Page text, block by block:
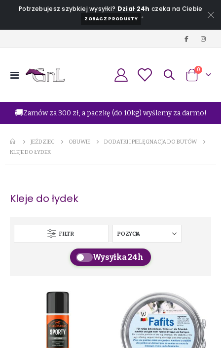
Potrzebujesz szybkiej wysyłki? Dział 24h czeka na Ciebie
ZOBACZ PRODUKTY *
Przełącznik
Koszyk
0
🚚Zamów za 300 zł, a paczkę (do 10kg) wyślemy za darmo!
JEŹDZIEC OBUWIE
DODATKI I PIELĘGNACJA DO BUTÓW
KLEJE DO ŁYDEK
Kleje do łydek
FILTR
Wysyłka 24h